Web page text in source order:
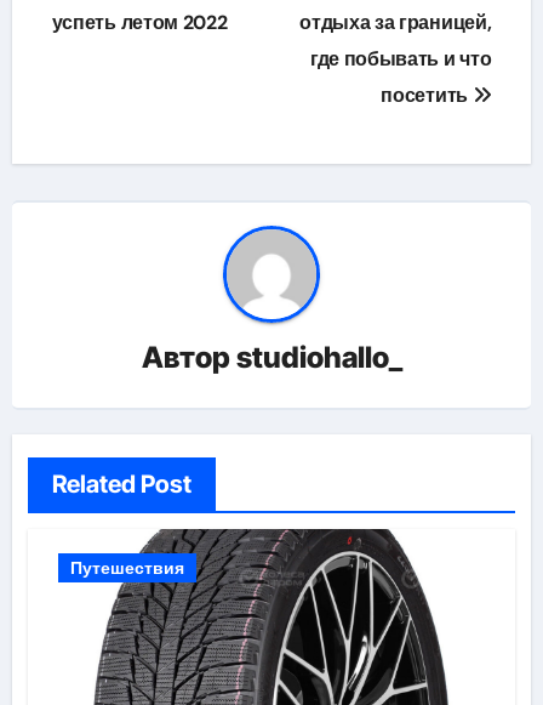
успеть летом 2022
отдыха за границей,
где побывать и что
посетить
Авторstudiohallo_
Related Post
Путешествия